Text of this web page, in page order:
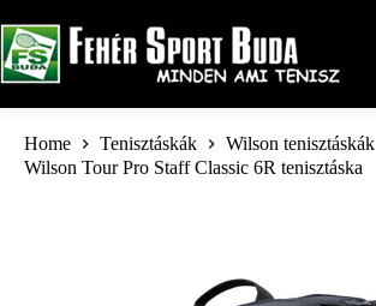
to
content
Home Tenisztáskák
Wilson tenisztáskák
Wilson Tour Pro Staff Classic 6R tenisztáska